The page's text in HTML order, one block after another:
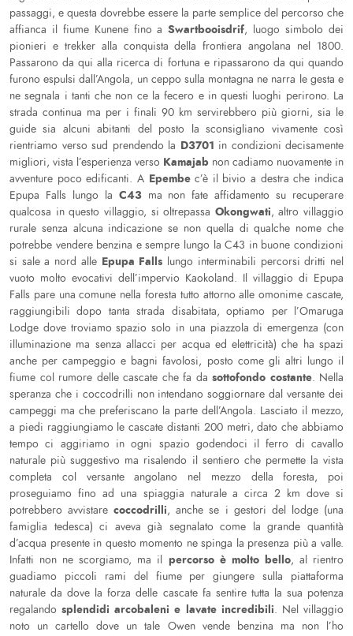
passaggi, e questa dovrebbe essere la parte semplice del percorso che
affianca il fiume Kunene fino aSwartbooisdrif, luogo simbolo dei
pionieri e trekker alla conquista della frontiera angolana nel 1800.
Passarono da qui alla ricerca di fortuna e ripassarono da qui quando
furono espulsi dall’Angola, un ceppo sulla montagna ne narra le gesta e
ne segnala i tanti che non ce la fecero e in questi luoghi perirono. La
strada continua ma per i finali 90 km servirebbero più giorni, sia le
guide sia alcuni abitanti del posto la sconsigliano vivamente così
rientriamo verso sud prendendo la D3701 in condizioni decisamente
migliori, vista l’esperienza verso Kamajab non cadiamo nuovamente in
avventure poco edificanti. A Epembec’è il bivio a destra che indica
Epupa Falls lungo la C43ma non fate affidamento su recuperare
qualcosa in questo villaggio, si oltrepassa Okongwati, altro villaggio
rurale senza alcuna indicazione se non quella di qualche nome che
potrebbe vendere benzina e sempre lungo la C43 in buone condizioni
si sale a nord alle Epupa Falls lungo interminabili percorsi dritti nel
vuoto molto evocativi dell’impervio Kaokoland. Il villaggio di Epupa
Falls pare una comune nella foresta tutto attorno alle omonime cascate,
raggiungibili dopo tanta strada disabitata, optiamo per l’Omaruga
Lodge dove troviamo spazio solo in una piazzola di emergenza (con
illuminazione ma senza allacci per acqua ed elettricità) che ha spazi
anche per campeggio e bagni favolosi, posto come gli altri lungo il
fiume col rumore delle cascate che fa da sottofondo costante. Nella
speranza che i coccodrilli non intendano soggiornare dal versante dei
campeggi ma che preferiscano la parte dell’Angola. Lasciato il mezzo,
a piedi raggiungiamo le cascate distanti 200 metri, dato che abbiamo
tempo ci aggiriamo in ogni spazio godendoci il ferro di cavallo
naturale più suggestivo ma risalendo il sentiero che permette la vista
completa col versante angolano nel mezzo della foresta, poi
proseguiamo fino ad una spiaggia naturale a circa 2 km dove si
potrebbero avvistarecoccodrilli, anche se i gestori del lodge (una
famiglia tedesca) ci aveva già segnalato come la grande quantità
d’acqua presente in questo momento ne spinga la presenza più a valle.
Infatti non ne scorgiamo, ma il percorso è molto bello, al rientro
guadiamo piccoli rami del fiume per giungere sulla piattaforma
naturale da dove la forza delle cascate fa sentire tutta la sua potenza
regalandosplendidi arcobaleni e lavate incredibili. Nel villaggio
noto un cartello dove un tale Owen vende benzina ma non l’ho